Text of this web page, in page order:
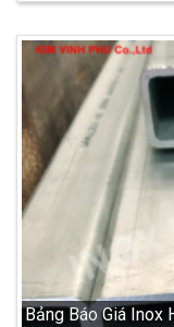
Bảng Báo Giá Inox